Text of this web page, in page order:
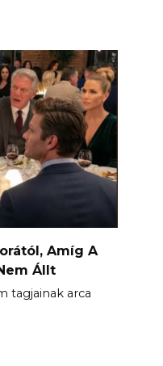
Amíg A
Állt
tagjainak arca